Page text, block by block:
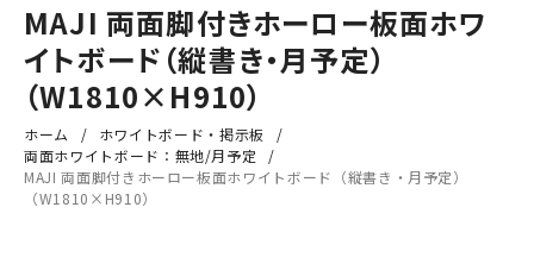
MAJI 両面脚付きホーロー板面ホワ
イトボード（縦書き・月予定）
（W1810×H910）
ホーム
ホワイトボード・掲示板
両面ホワイトボード：無地/月予定
MAJI 両面脚付きホーロー板面ホワイトボード（縦書き・月予定）
（W1810×H910）